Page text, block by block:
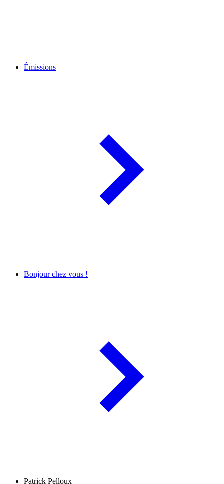
Émissions
Bonjour chez vous !
Patrick Pelloux